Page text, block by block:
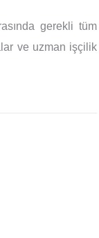
gerekli tüm
ve uzman işçilik